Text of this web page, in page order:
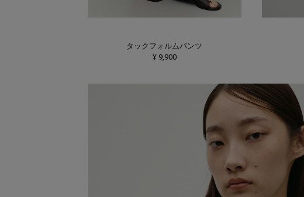
タックフォルムパンツ
¥ 9,900